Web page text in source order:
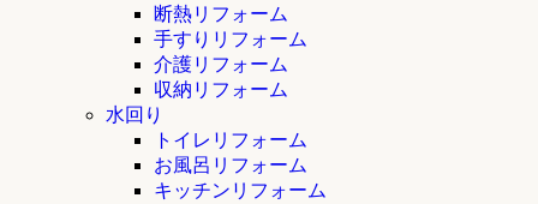
断熱リフォーム
手すりリフォーム
介護リフォーム
収納リフォーム
水回り
トイレリフォーム
お風呂リフォーム
キッチンリフォーム